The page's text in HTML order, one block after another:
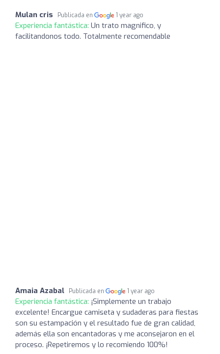
Mulan cris Publicada en 1 year ago
Experiencia fantástica: Un trato magnifico, y
facilitandonos todo. Totalmente recomendable
Amaia Azabal Publicada en 1 year ago
Experiencia fantástica: ¡Simplemente un trabajo
excelente! Encargue camiseta y sudaderas para fiestas
son su estampación y el resultado fue de gran calidad,
además ella son encantadoras y me aconsejaron en el
proceso. ¡Repetiremos y lo recomiendo 100%!